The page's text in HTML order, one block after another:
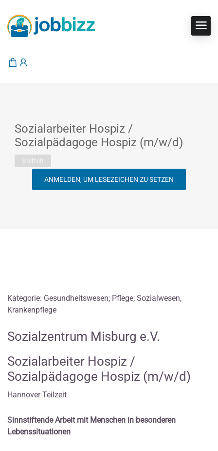
Sozialarbeiter Hospiz /
Sozialpädagoge Hospiz (m/w/d)
Vollzeit
ANMELDEN, UM LESEZEICHEN ZU SETZEN
Kategorie: Gesundheitswesen; Pflege; Sozialwesen,
Krankenpflege
Sozialzentrum Misburg e.V.
Sozialarbeiter Hospiz /
Sozialpädagoge Hospiz (m/w/d)
Hannover Teilzeit
Sinnstiftende Arbeit mit Menschen in besonderen
Lebenssituationen